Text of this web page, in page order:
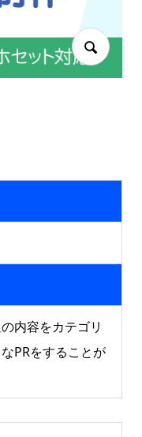
内容をカテゴリ
PRをすることが